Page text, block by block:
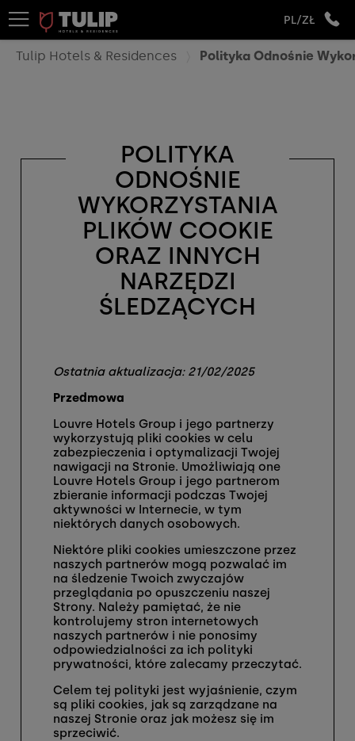
PL/ZŁ
Tulip Hotels & Residences Polityka Odnośnie
POLITYKA
ODNOŚNIE
WYKORZYSTANIA
PLIKÓW COOKIE
ORAZ INNYCH
NARZĘDZI
ŚLEDZĄCYCH
Ostatnia aktualizacja: 21/02/2025
Przedmowa
Louvre Hotels Group i jego partnerzy
wykorzystują pliki cookies w celu
zabezpieczenia i optymalizacji Twojej
nawigacji na Stronie. Umożliwiają one
Louvre Hotels Group i jego partnerom
zbieranie informacji podczas Twojej
aktywności w Internecie, w tym
niektórych danych osobowych.
Niektóre pliki cookies umieszczone przez
naszych partnerów mogą pozwalać im
na śledzenie Twoich zwyczajów
przeglądania po opuszczeniu naszej
Strony. Należy pamiętać, że nie
kontrolujemy stron internetowych
naszych partnerów i nie ponosimy
odpowiedzialności za ich polityki
prywatności, które zalecamy przeczytać.
Celem tej polityki jest wyjaśnienie, czym
są pliki cookies, jak są zarządzane na
naszej Stronie oraz jak możesz się im
sprzeciwić.